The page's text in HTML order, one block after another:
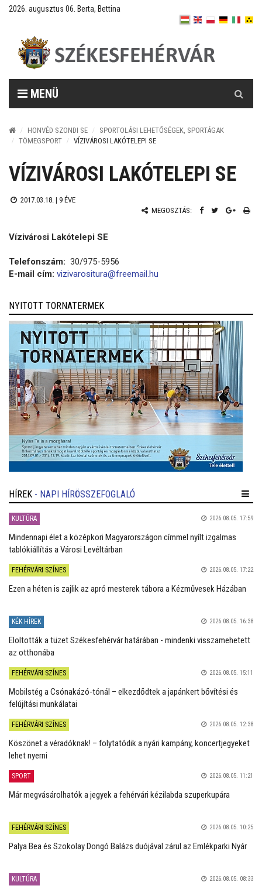
2026. augusztus 06. Berta, Bettina
MENÜ
HONVÉD SZONDI SE
SPORTOLÁSI LEHETŐSÉGEK, SPORTÁGAK
TÖMEGSPORT
VÍZIVÁROSI LAKÓTELEPI SE
VÍZIVÁROSI LAKÓTELEPI SE
2017.03.18. | 9 ÉVE
MEGOSZTÁS:
Vízivárosi Lakótelepi SE
Telefonszám: 30/975-5956
E-mail cím: vizivarositura@freemail.hu
NYITOTT TORNATERMEK
HÍREK - NAPI HÍRÖSSZEFOGLALÓ
KULTÚRA 2026.08.05. 17:59
Mindennapi élet a középkori Magyarországon címmel nyílt izgalmas
tablókiállítás a Városi Levéltárban
FEHÉRVÁRI SZÍNES 2026.08.05. 17:22
Ezen a héten is zajlik az apró mesterek tábora a Kézművesek Házában
KÉK HÍREK 2026.08.05. 16:38
Eloltották a tüzet Székesfehérvár határában - mindenki visszamehetett
az otthonába
FEHÉRVÁRI SZÍNES 2026.08.05. 15:11
Mobilstég a Csónakázó-tónál – elkezdődtek a japánkert bővítési és
felújítási munkálatai
FEHÉRVÁRI SZÍNES 2026.08.05. 12:38
Köszönet a véradóknak! – folytatódik a nyári kampány, koncertjegyeket
lehet nyerni
SPORT 2026.08.05. 11:21
Már megvásárolhatók a jegyek a fehérvári kézilabda szuperkupára
FEHÉRVÁRI SZÍNES 2026.08.05. 10:25
Palya Bea és Szokolay Dongó Balázs duójával zárul az Emlékparki Nyár
KULTÚRA 2026.08.05. 08:33